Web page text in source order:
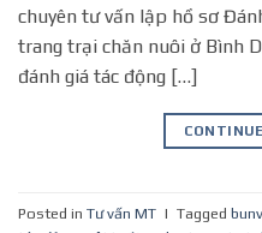
chuyên tư vấn lập hồ sơ
trang trại chăn nuôi ở Bình
đánh giá tác động […]
Posted in Tư vấn MT | Tagged